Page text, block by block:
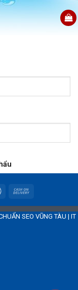
SEO VŨNG TÀU | IT